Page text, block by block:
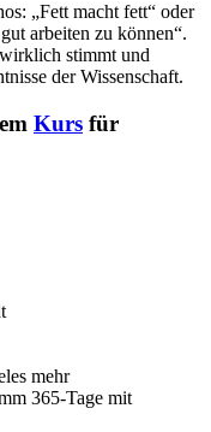
„Fett macht fett“ oder
arbeiten zu können“.
stimmt und
der Wissenschaft.
Kurs für
mehr
365-Tage mit